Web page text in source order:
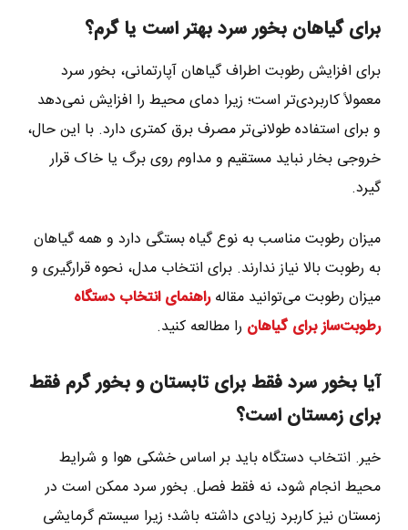
برای گیاهان بخور سرد بهتر است یا گرم؟
برای افزایش رطوبت اطراف گیاهان آپارتمانی، بخور سرد
معمولاً کاربردی‌تر است؛ زیرا دمای محیط را افزایش نمی‌دهد
و برای استفاده طولانی‌تر مصرف برق کمتری دارد. با این حال،
خروجی بخار نباید مستقیم و مداوم روی برگ یا خاک قرار
گیرد.
میزان رطوبت مناسب به نوع گیاه بستگی دارد و همه گیاهان
به رطوبت بالا نیاز ندارند. برای انتخاب مدل، نحوه قرارگیری و
میزان رطوبت می‌توانید مقالهراهنمای انتخاب دستگاه
رطوبت‌ساز برای گیاهان را مطالعه کنید.
آیا بخور سرد فقط برای تابستان و بخور گرم فقط
برای زمستان است؟
خیر. انتخاب دستگاه باید بر اساس خشکی هوا و شرایط
محیط انجام شود، نه فقط فصل. بخور سرد ممکن است در
زمستان نیز کاربرد زیادی داشته باشد؛ زیرا سیستم گرمایشی